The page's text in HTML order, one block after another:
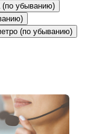
(по убыванию)
(по убыванию)